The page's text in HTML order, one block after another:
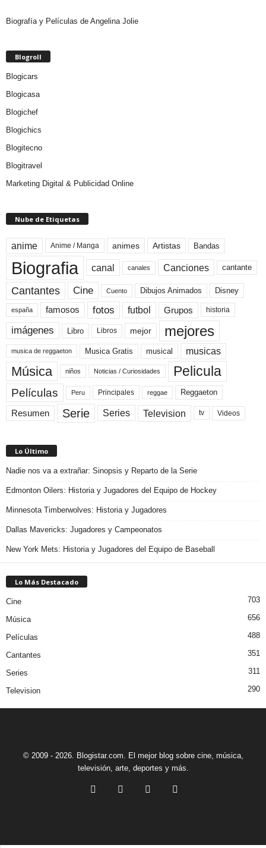
Biografía y Películas de Angelina Jolie
Blogroll
Blogicars
Blogicasa
Blogichef
Blogichics
Blogitecno
Blogitravel
Marketing Digital & Publicidad Online
Nube de Etiquetas
anime Anime / Manga animes Artistas Bandas
Biografia canal canales Canciones cantante
Cantantes Cine Cuento Dibujos Animados Disney
españa famosos fotos futbol Grupos historia
imágenes Libro Libros mejor mejores
musica de reggaeton Musica Gratis musical musicas
Música niños Noticias / Curiosidades Pelicula
Películas Peru Principales reggae Reggaeton
Resumen Serie Series Television tv Videos
Lo Último
Nadie nos va a extrañar: Sinopsis y Reparto de la Serie
Edmonton Oilers: Historia y Jugadores del Equipo de Hockey
Minnesota Timberwolves: Historia y Jugadores
Dallas Mavericks: Jugadores y Campeonatos
New York Mets: Historia y Jugadores del Equipo de Baseball
Lo Más Destacado
Cine 703
Música 656
Películas 488
Cantantes 351
Series 311
Television 290
© 2009 - 2026. Blogistar.com. El mejor blog sobre cine, música,
televisión, arte, deportes y más.